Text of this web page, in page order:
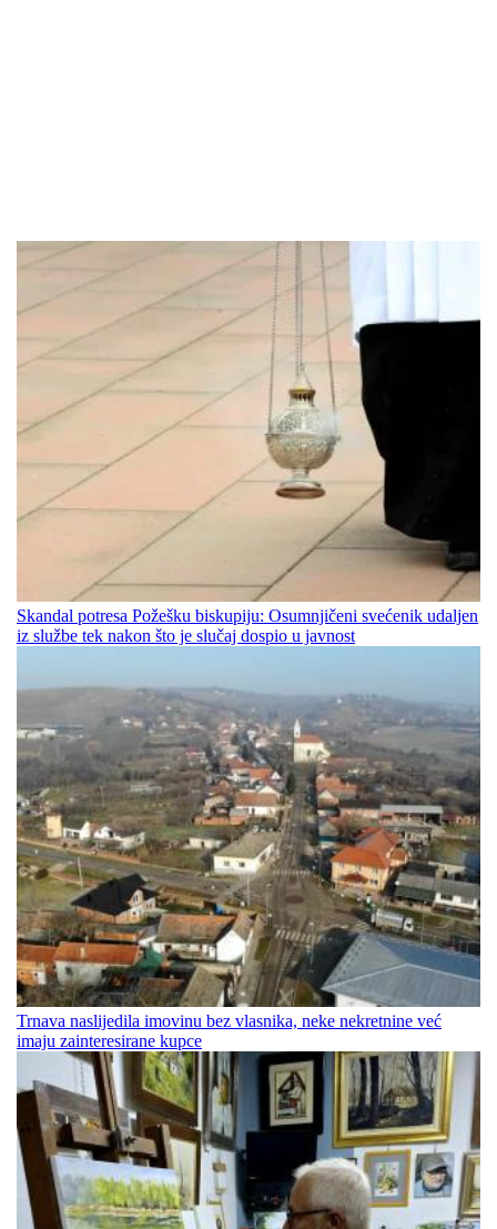
Skandal potresa Požešku biskupiju: Osumnjičeni svećenik udaljen
iz službe tek nakon što je slučaj dospio u javnost
Trnava naslijedila imovinu bez vlasnika, neke nekretnine već
imaju zainteresirane kupce